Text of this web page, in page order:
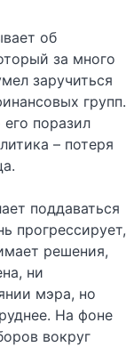
об
за много
заручиться
групп.
поразил
– потеря
поддаваться
прогрессирует,
решения,
ни
мэра, но
На фоне
вокруг